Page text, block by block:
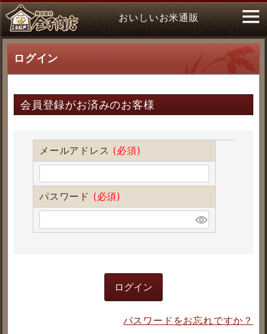
おいしいお米通販
ログイン
会員登録がお済みのお客様
メールアドレス (必須)
パスワード (必須)
ログイン
パスワードをお忘れですか？